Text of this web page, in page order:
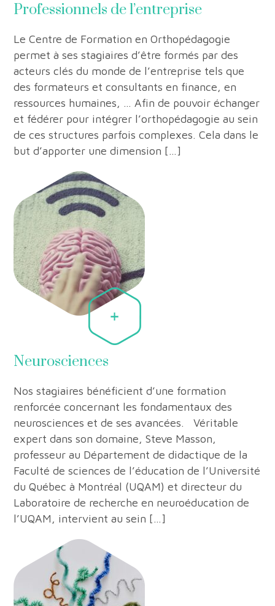
Professionnels de l’entreprise
Le Centre de Formation en Orthopédagogie
permet à ses stagiaires d’être formés par des
acteurs clés du monde de l’entreprise tels que
des formateurs et consultants en finance, en
ressources humaines, … Afin de pouvoir échanger
et fédérer pour intégrer l’orthopédagogie au sein
de ces structures parfois complexes. Cela dans le
but d’apporter une dimension […]
Neurosciences
Nos stagiaires bénéficient d’une formation
renforcée concernant les fondamentaux des
neurosciences et de ses avancées. Véritable
expert dans son domaine, Steve Masson,
professeur au Département de didactique de la
Faculté de sciences de l’éducation de l’Université
du Québec à Montréal (UQAM) et directeur du
Laboratoire de recherche en neuroéducation de
l’UQAM, intervient au sein […]